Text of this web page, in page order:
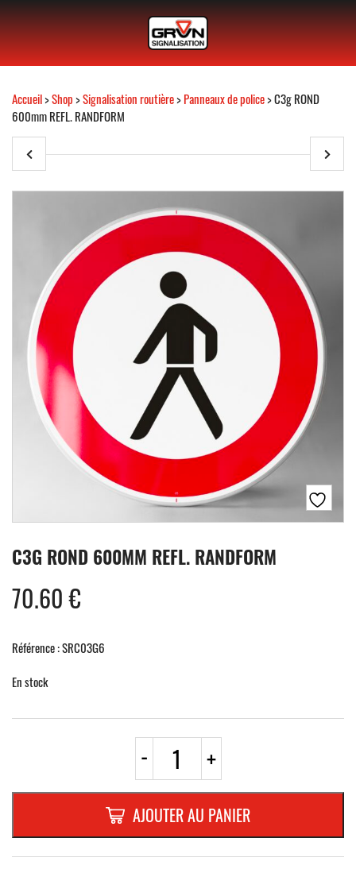
Accueil>Shop>Signalisation routière>Panneaux de police> C3g ROND
600mm REFL. RANDFORM
C3G ROND 600MM REFL. RANDFORM
70.60€
Référence : SRC03G6
En stock
- quantité
C3g
ROND
600mm
REFL.
RANDFORM
+
AJOUTER AU PANIER